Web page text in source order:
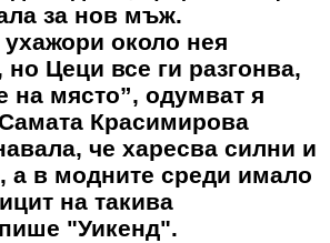
за нов мъж.
ухажори около нея
Цеци все ги разгонва,
на място”, одумват я
Красимирова
че харесва силни и
а в модните среди имало
на такива
"Уикенд".